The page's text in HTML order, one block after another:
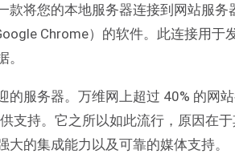
款将您的本地服务器连接到网站服务
Chrome）的软件。此连接用于
的服务器。万维网上超过 40% 的网
支持。它之所以如此流行，原因在
大的集成能力以及可靠的媒体支持。